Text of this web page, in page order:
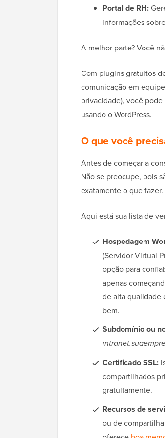
Portal de RH:
informações
A melhor parte? Você
Com plugins gratuitos
comunicação em
privacidade), você
usando o WordPress.
O que você
Antes de começar a
Não se preocupe, pois
exatamente o que fazer.
Aqui está sua lista de
Hospedagem
(Servidor Virtual
opção para
apenas
de alta qualidade
bem.
Subdomínio ou
Certificado SSL:
compartilhados
gratuitamente.
Recursos de
ou de